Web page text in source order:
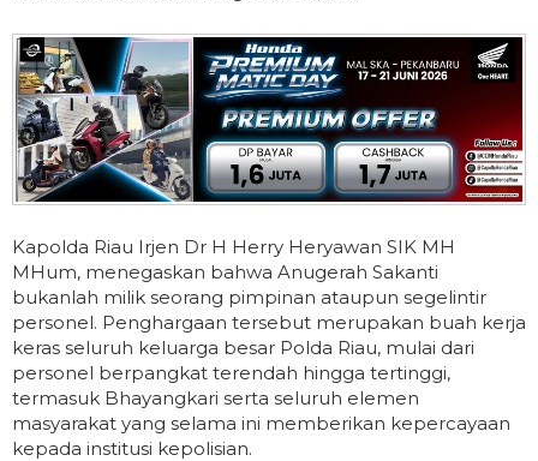
Kapolda Riau Irjen Dr H Herry Heryawan SIK MH
MHum, menegaskan bahwa Anugerah Sakanti
bukanlah milik seorang pimpinan ataupun segelintir
personel. Penghargaan tersebut merupakan buah kerja
keras seluruh keluarga besar Polda Riau, mulai dari
personel berpangkat terendah hingga tertinggi,
termasuk Bhayangkari serta seluruh elemen
masyarakat yang selama ini memberikan kepercayaan
kepada institusi kepolisian.